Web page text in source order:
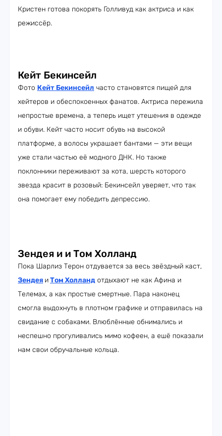
Кристен готова покорять Голливуд как актриса и как
режиссёр.
Кейт Бекинсейл
Фото Кейт Бекинсейл часто становятся пищей для
хейтеров и обеспокоенных фанатов. Актриса пережила
непростые времена, а теперь ищет утешения в одежде
и обуви. Кейт часто носит обувь на высокой
платформе, а волосы украшает бантами — эти вещи
уже стали частью её модного ДНК. Но также
поклонники переживают за кота, шерсть которого
звезда красит в розовый: Бекинсейл уверяет, что так
она помогает ему победить депрессию.
Зендея и и Том Холланд
Пока Шарлиз Терон отдувается за весь звёздный каст,
Зендея иТом Холланд отдыхают не как Афина и
Телемах, а как простые смертные. Пара наконец
смогла выдохнуть в плотном графике и отправилась на
свидание с собаками. Влюблённые обнимались и
неспешно прогуливались мимо кофеен, а ешё показали
нам свои обручальные кольца.